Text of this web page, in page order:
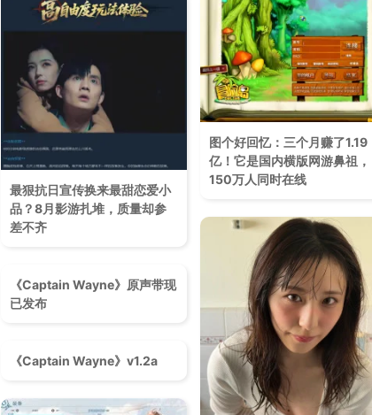
最狠抗日宣传换来最甜恋爱小
品？8月影游扎堆，质量却参
差不齐
图个好回忆：三个月赚了1.19
亿！它是国内横版网游鼻祖，
150万人同时在线
《Captain Wayne》原声带现
已发布
《Captain Wayne》v1.2a